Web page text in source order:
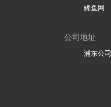
鲤鱼网
公司地址
浦东公